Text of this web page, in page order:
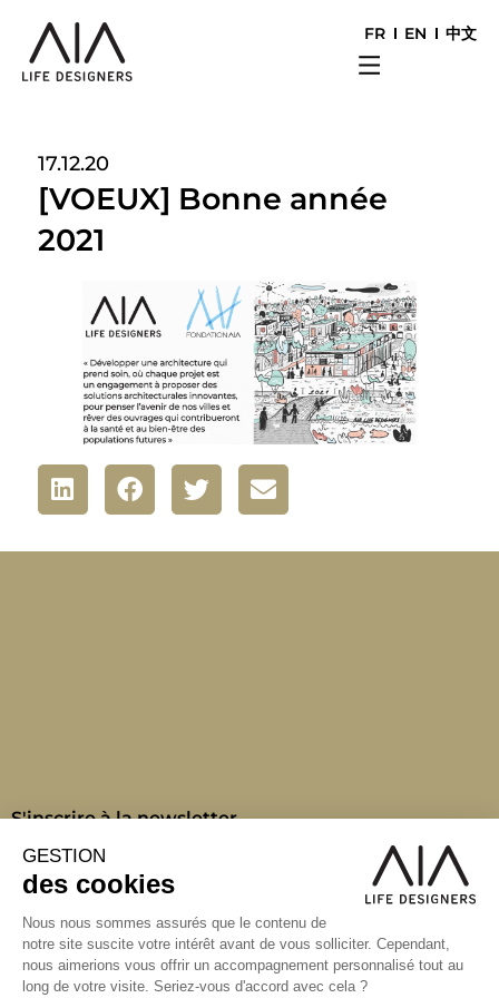
FR EN 中文
17.12.20
[VOEUX] Bonne année
2021
S'inscrire à la newsletter
ABONNEZ-VOUS
Alternative:
contact@aialifedesigners.fr